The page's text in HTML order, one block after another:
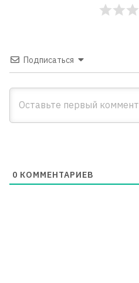
Подписаться
0 КОММЕНТАРИЕВ